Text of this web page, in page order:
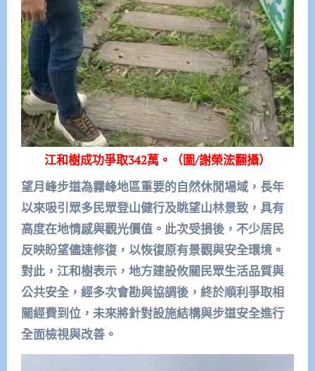
江和樹成功爭取342萬。（圖/謝榮浤翻攝）
望月峰步道為霧峰地區重要的自然休閒場域，長年
以來吸引眾多民眾登山健行及眺望山林景致，具有
高度在地情感與觀光價值。此次受損後，不少居民
反映盼望儘速修復，以恢復原有景觀與安全環境。
對此，江和樹表示，地方建設攸關民眾生活品質與
公共安全，經多次會勘與協調後，終於順利爭取相
關經費到位，未來將針對設施結構與步道安全進行
全面檢視與改善。